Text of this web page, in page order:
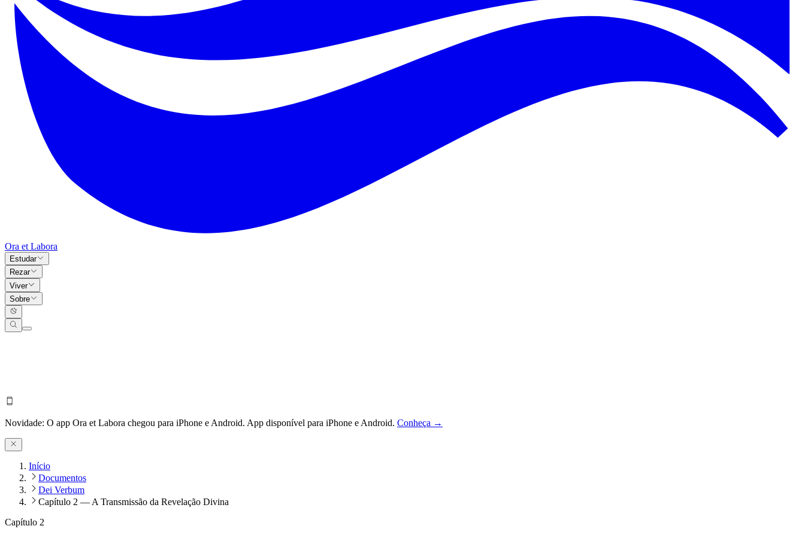
Ora et Labora
Estudar
Rezar
Viver
Sobre
Novidade: O app Ora et Labora chegou para iPhone e Android. App disponível para iPhone e Android. Conheça →
Início
Documentos
Dei Verbum
Capítulo 2 — A Transmissão da Revelação Divina
Capítulo 2